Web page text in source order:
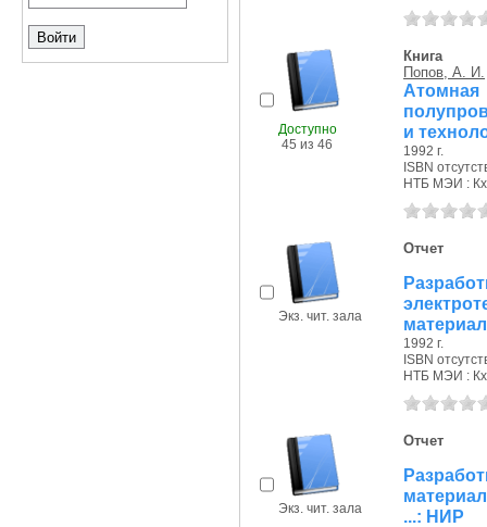
Доступно
45 из 46
Книга
Попов, А. И.
и
1992 г.
ISBN
НТБ МЭИ :
Экз. чит. зала
Отчет
1992 г.
ISBN
НТБ МЭИ : Кх
Экз. чит. зала
Отчет
...: НИР